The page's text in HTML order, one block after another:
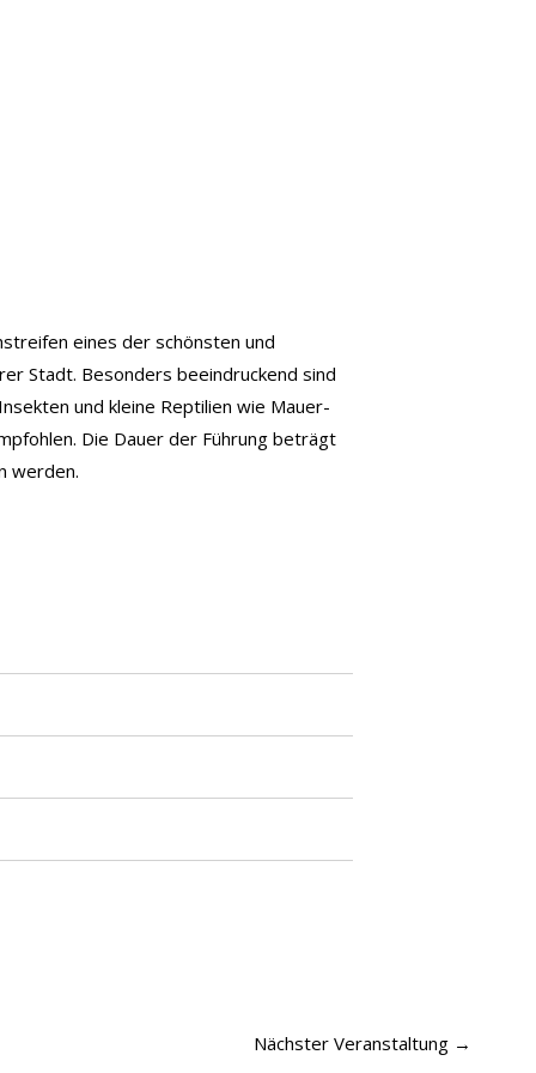
eines der schönsten und
Stadt. Besonders beeindruckend sind
und kleine Reptilien wie Mauer-
Die Dauer der Führung beträgt
werden.
Nächster Veranstaltung →